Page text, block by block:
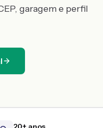
garagem e perfil